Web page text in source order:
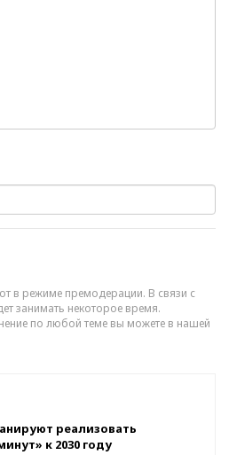
в режиме премодерации. В связи с
занимать некоторое время.
по любой теме вы можете в нашей
реализовать
к 2030 году